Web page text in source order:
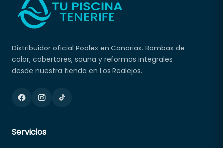
Distribuidor oficial Poolex en Canarias. Bombas de
calor, cobertores, sauna y reformas integrales
desde nuestra tienda en Los Realejos.
Servicios